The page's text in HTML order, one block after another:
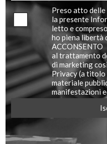
Preso atto
la presente
letto e
ho piena libertà
ACCONSENTO
al trattamento
di marketing
Privacy (a titolo
materiale
manifestazioni